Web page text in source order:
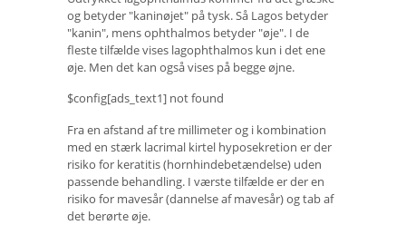
og betyder "kaninøjet" på tysk. Så Lagos betyder
"kanin", mens ophthalmos betyder "øje". I de
fleste tilfælde vises lagophthalmos kun i det ene
øje. Men det kan også vises på begge øjne.
$config[ads_text1] not found
Fra en afstand af tre millimeter og i kombination
med en stærk lacrimal kirtel hyposekretion er der
risiko for keratitis (hornhindebetændelse) uden
passende behandling. I værste tilfælde er der en
risiko for mavesår (dannelse af mavesår) og tab af
det berørte øje.